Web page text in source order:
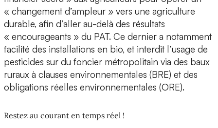
« changement d’ampleur » vers une agriculture
durable, afin d’aller au-delà des résultats
« encourageants » du PAT. Ce dernier a notamment
facilité des installations en bio, et interdit l’usage de
pesticides sur du foncier métropolitain via des baux
ruraux à clauses environnementales (BRE) et des
obligations réelles environnementales (ORE).
Restez au courant en temps réel !